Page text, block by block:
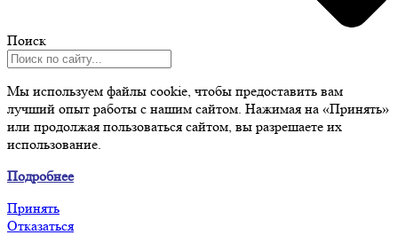
Поиск
Мы используем файлы cookie, чтобы предоставить вам
лучший опыт работы с нашим сайтом. Нажимая на «Принять»
или продолжая пользоваться сайтом, вы разрешаете их
использование.
Подробнее
Принять
Отказаться